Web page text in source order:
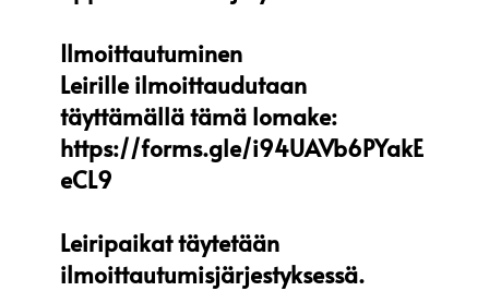
Ilmoittautuminen
Leirille ilmoittaudutaan
täyttämällä tämä lomake:
https://forms.gle/i94UAVb6PYakE
eCL9
Leiripaikat täytetään
ilmoittautumisjärjestyksessä.